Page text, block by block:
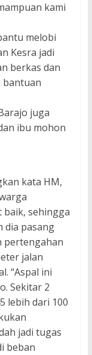
kami
melobi
Kesra jadi
berkas dan
bantuan
juga
ibu mohon
kata HM,
baik, sehingga
dia pasang
pertengahan
jalan
“Aspal ini
Sekitar 2
lebih dari 100
jadi tugas
beban